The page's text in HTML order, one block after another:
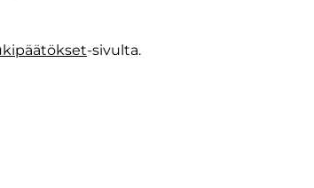
-sivulta.